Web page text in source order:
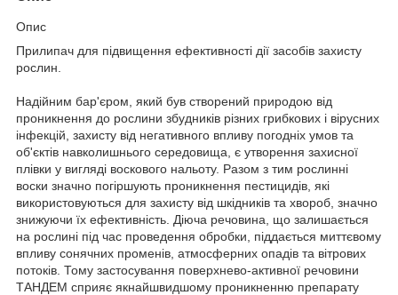
Опис
Прилипач для підвищення ефективності дії засобів захисту
рослин.
Надійним бар'єром, який був створений природою від
проникнення до рослини збудників різних грибкових і вірусних
інфекцій, захисту від негативного впливу погодніх умов та
об'єктів навколишнього середовища, є утворення захисної
плівки у вигляді воскового нальоту. Разом з тим рослинні
воски значно погіршують проникнення пестицидів, які
використовуються для захисту від шкідників та хвороб, значно
знижуючи їх ефективність. Діюча речовина, що залишається
на рослині під час проведення обробки, піддається миттєвому
впливу сонячних променів, атмосферних опадів та вітрових
потоків. Тому застосування поверхнево-активної речовини
ТАНДЕМ сприяє якнайшвидшому проникненню препарату